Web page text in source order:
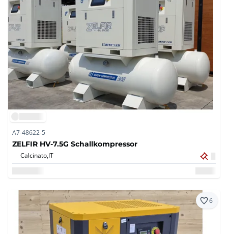
A7-48622-5
ZELFIR HV-7.5G Schallkompressor
Calcinato,IT
6